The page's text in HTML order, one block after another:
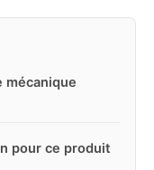
mécanique
pour ce produit